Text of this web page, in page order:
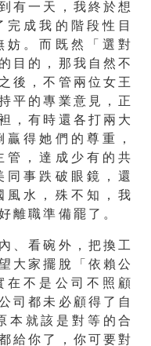
有一天，我終於想
成我的階段性目
妨。而既然「選對
目的，那我自然不
後，不管兩位女王
平的專業意見，正
，有時還各打兩大
得她們的尊重，
管，達成少有的共
同事跌破眼鏡，還
風水，殊不知，我
離職準備罷了。
、看碗外，把換工
大家擺脫「依賴公
在不是公司不照顧
司都未必顧得了自
本就該是對等的合
給你了，你可要對